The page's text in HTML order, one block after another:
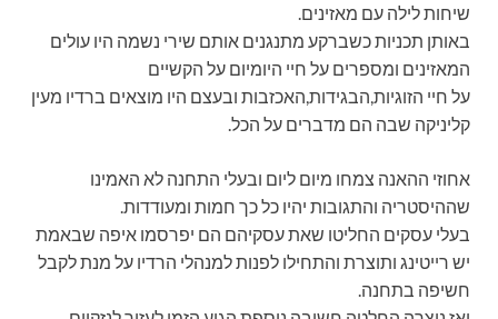
שיחות לילה עם מאזינים.
באותן תכניות כשברקע מתנגנים אותם שירי נשמה היו עולים
המאזינים ומספרים על חיי היומיום על הקשיים
על חיי הזוגיות,הבגידות,האכזבות ובעצם היו מוצאים ברדיו מעין
קליניקה שבה הם מדברים על הכל.
אחוזי ההאנה צמחו מיום ליום ובעלי התחנה לא האמינו
שההיסטריה והתגובות יהיו כל כך חמות ומעודדות.
בעלי עסקים החליטו שאת עסקיהם הם יפרסמו איפה שבאמת
יש רייטינג ותוצרת והתחילו לפנות למנהלי הרדיו על מנת לקבל
חשיפה בתחנה.